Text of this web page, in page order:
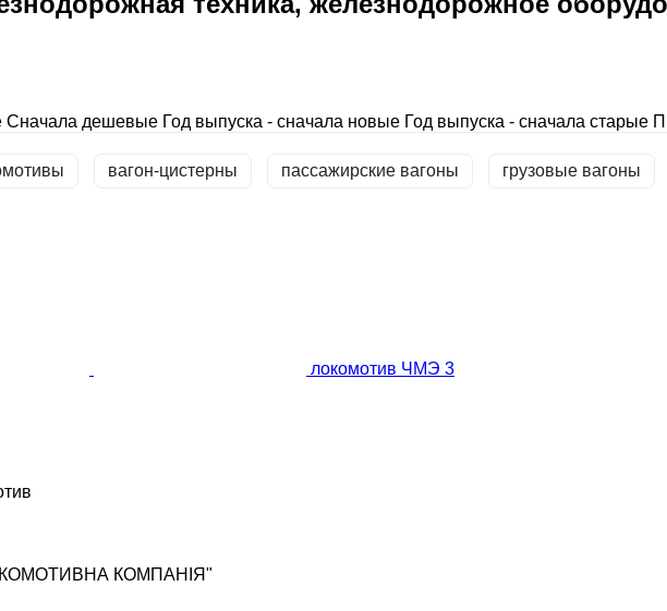
Сначала дешевые Год выпуска - сначала новые Год выпуска - сначала старые
вагон-цистерны пассажирские вагоны грузовые вагоны
локомотив ЧМЭ 3
КОМПАНІЯ"